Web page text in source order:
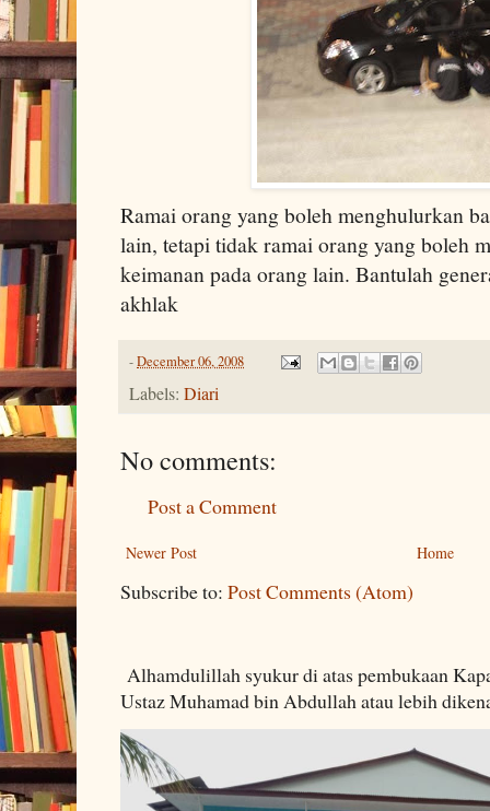
Ramai orang yang boleh menghulurkan
lain, tetapi tidak ramai orang yang boleh
keimanan pada orang lain. Bantulah
akhlak
-December 06, 2008
Labels: Diari
No comments:
Post a Comment
Newer Post Home
Subscribe to: Post Comments (Atom)
Alhamdulillah syukur di atas pembukaan
Ustaz Muhamad bin Abdullah atau lebih